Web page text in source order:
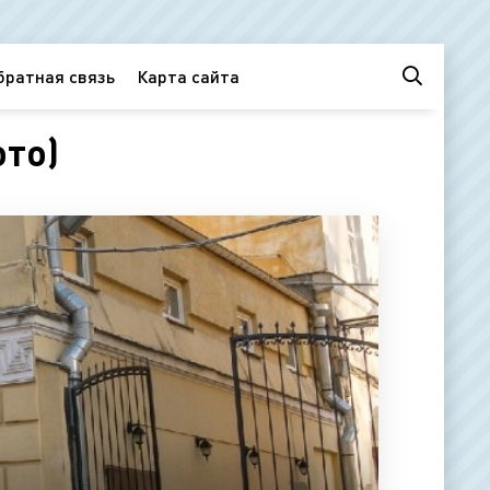
связь Карта сайта